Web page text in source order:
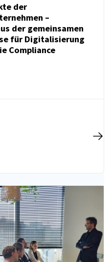
der
–
der gemeinsamen
für Digitalisierung
Compliance